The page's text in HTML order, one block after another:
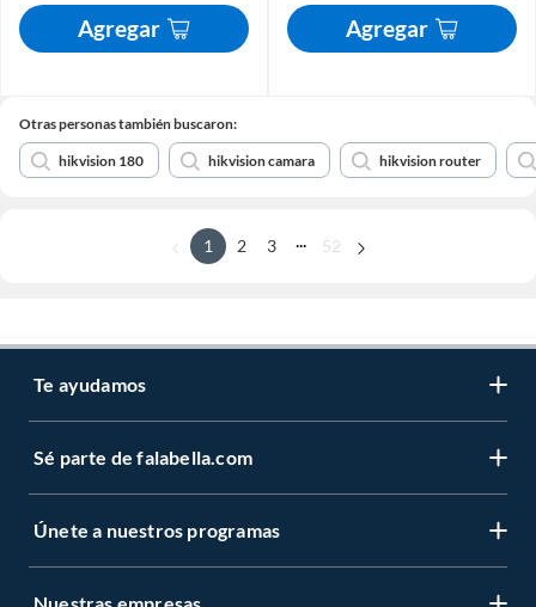
Agregar Agregar
Otras personas también buscaron:
hikvision 180 hikvision camara hikvision router
1 2 3 ... 52
Te ayudamos
Sé parte de falabella.com
Únete a nuestros programas